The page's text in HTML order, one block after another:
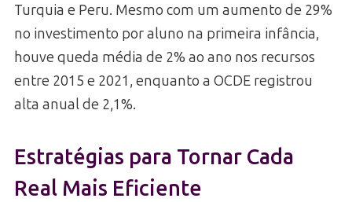
Turquia e Peru. Mesmo com um aumento de 29%
no investimento por aluno na primeira infância,
houve queda média de 2% ao ano nos recursos
entre 2015 e 2021, enquanto a OCDE registrou
alta anual de 2,1%.
Estratégias para Tornar Cada
Real Mais Eficiente